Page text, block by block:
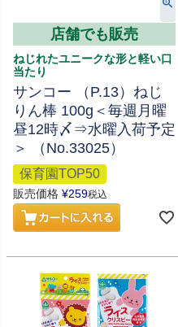
店舗でも販売
ねじれたユニークな形と軽い口
当たり
サンコー （P.13）ねじ
りん棒 100g＜毎週月曜
昼12時〆⇒水曜入荷予定
＞ （No.33025）
保育園TOP50
販売価格 ¥259税込